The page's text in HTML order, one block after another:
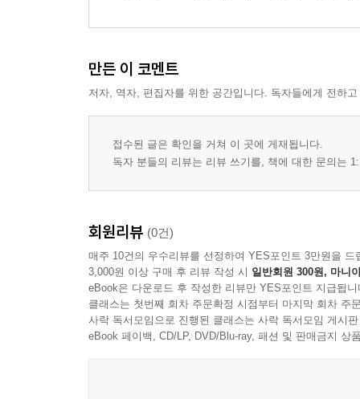
만든 이 코멘트
저자, 역자, 편집자를 위한 공간입니다. 독자들에게 전하
접수된 글은 확인을 거쳐 이 곳에 게재됩니다.
독자 분들의 리뷰는 리뷰 쓰기를, 책에 대한 문의는
회원리뷰 (0건)
매주 10건의 우수리뷰를 선정하여 YES포인트 3만원을 드
3,000원 이상 구매 후 리뷰 작성 시 일반회원 300원, 마니
eBook은 다운로드 후 작성한 리뷰만 YES포인트 지급됩니
클래스는 첫번째 회차 주문확정 시점부터 마지막 회차 주
사락 독서모임으로 진행된 클래스는 사락 독서모임 게시
eBook 페이백, CD/LP, DVD/Blu-ray, 패션 및 판매금지 상